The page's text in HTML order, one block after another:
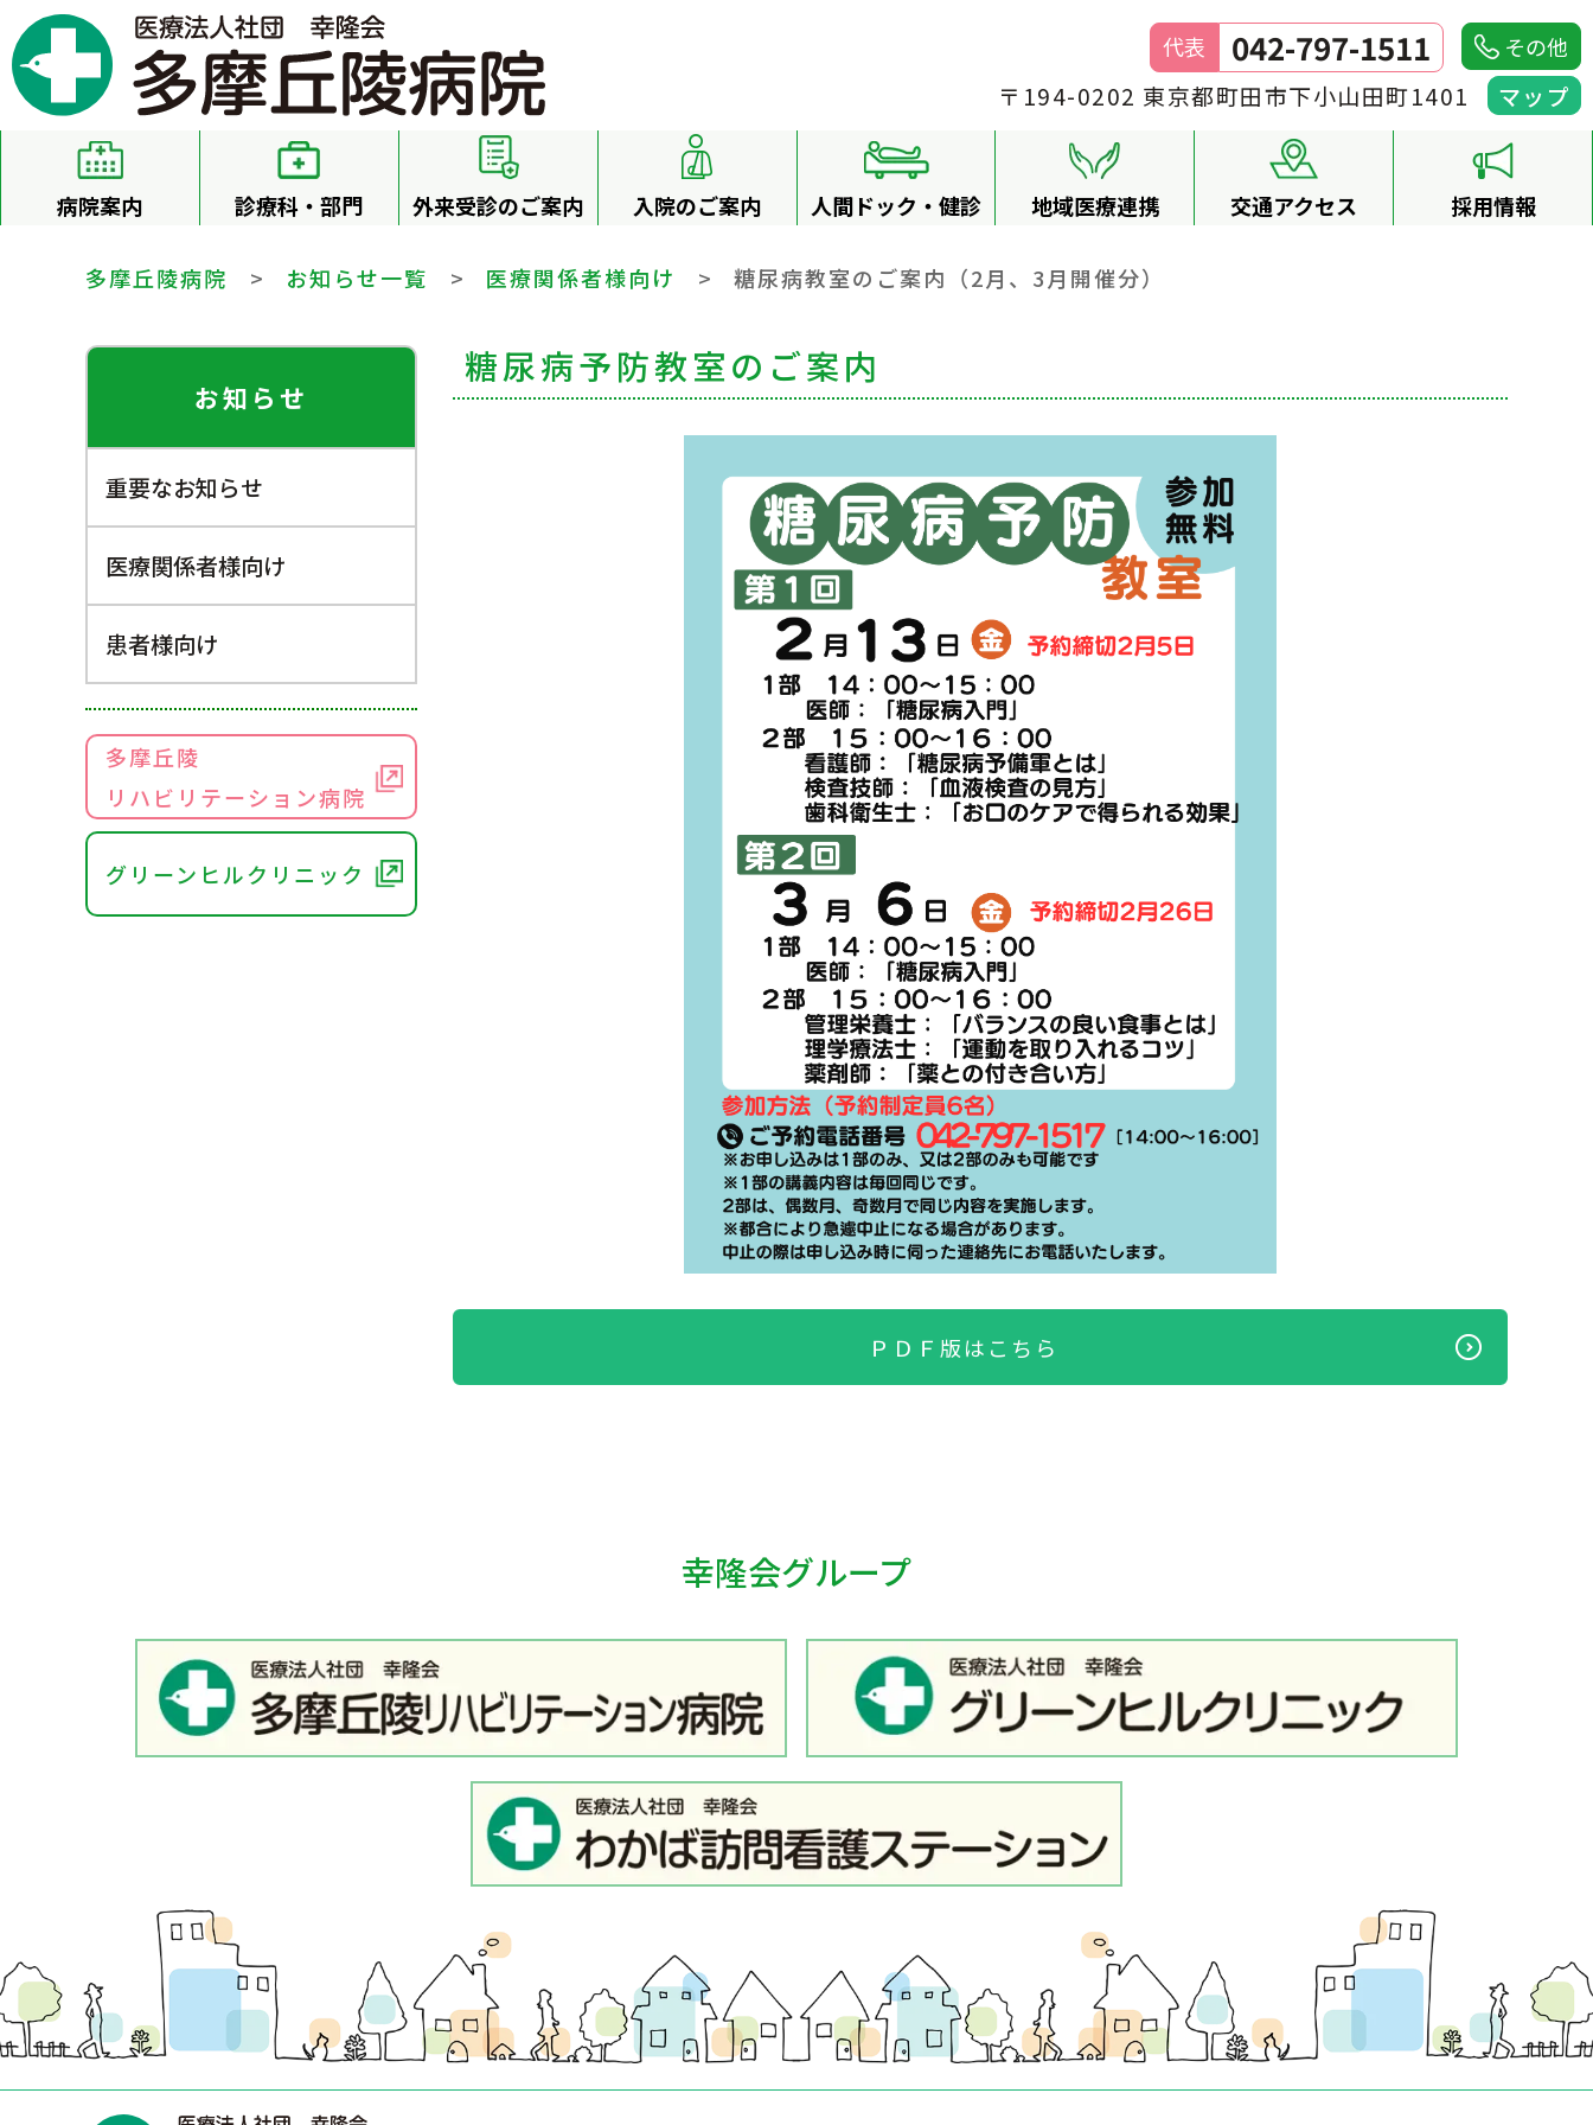
代表 042-797-1511 その他
〒194-0202 東京都町田市下小山田町1401 マップ
病院案内 診療科・部門 外来受診のご案内 入院のご案内 人間ドック・健診 地域医療連携 交通アクセス 採用情報
多摩丘陵病院 > お知らせ一覧 > 医療関係者様向け > 糖尿病教室のご案内（2月、3月開催分）
お知らせ
重要なお知らせ
医療関係者様向け
患者様向け
多摩丘陵
リハビリテーション病院
グリーンヒルクリニック
糖尿病予防教室のご案内
ＰＤＦ版はこちら
幸隆会グループ